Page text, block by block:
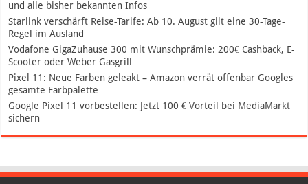
und alle bisher bekannten Infos
Starlink verschärft Reise-Tarife: Ab 10. August gilt eine 30-Tage-
Regel im Ausland
Vodafone GigaZuhause 300 mit Wunschprämie: 200€ Cashback, E-
Scooter oder Weber Gasgrill
Pixel 11: Neue Farben geleakt – Amazon verrät offenbar Googles
gesamte Farbpalette
Google Pixel 11 vorbestellen: Jetzt 100 € Vorteil bei MediaMarkt
sichern